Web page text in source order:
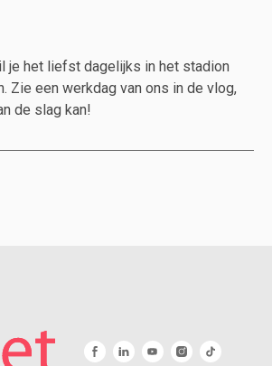
je het liefst dagelijks in het stadion
Zie een werkdag van ons in de vlog,
de slag kan!